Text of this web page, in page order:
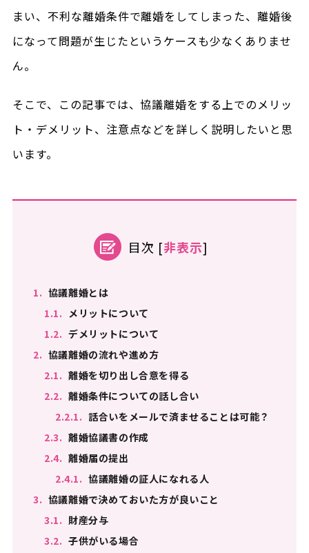
まい、不利な離婚条件で離婚をしてしまった、離婚後
になって問題が生じたというケースも少なくありませ
ん。
そこで、この記事では、協議離婚をする上でのメリッ
ト・デメリット、注意点などを詳しく説明したいと思
います。
目次 [非表示]
1. 協議離婚とは
1.1. メリットについて
1.2. デメリットについて
2. 協議離婚の流れや進め方
2.1. 離婚を切り出し合意を得る
2.2. 離婚条件についての話し合い
2.2.1. 話合いをメールで済ませることは可能？
2.3. 離婚協議書の作成
2.4. 離婚届の提出
2.4.1. 協議離婚の証人になれる人
3. 協議離婚で決めておいた方が良いこと
3.1. 財産分与
3.2. 子供がいる場合